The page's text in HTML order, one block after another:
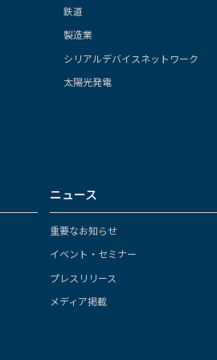
鉄道
製造業
シリアルデバイスネットワーク
太陽光発電
ニュース
重要なお知らせ
イベント・セミナー
プレスリリース
メディア掲載